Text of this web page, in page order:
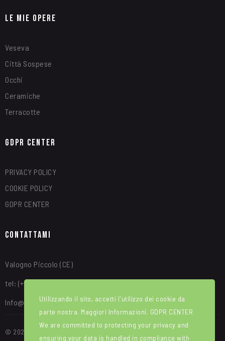
Le Mie Opere
Veseva
Città Sospese
Occhi
Ceramiche
Terracotte
GDPR Center
PRIVACY POLICY
COOKIE POLICY
GDPR CENTER
Contattami
Valogno Piccolo (CE)
tel: (+39) 340 8315664
Info@alfredotroise.com
© 2025 Portale Web ideato e sviluppato da WEBIRD. Manutenzione e
Utilizzando il sito, accetti l'utilizzo dei cookie da
parte nostra. Maggiori Informazioni. GDPR CENTER
We are committed to protecting your privacy and
ensuring your data is handled in compliance with